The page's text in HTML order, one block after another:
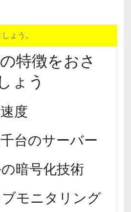
ょう。
特徴をおさ
ょう
度
台のサーバー
暗号化技術
モニタリング